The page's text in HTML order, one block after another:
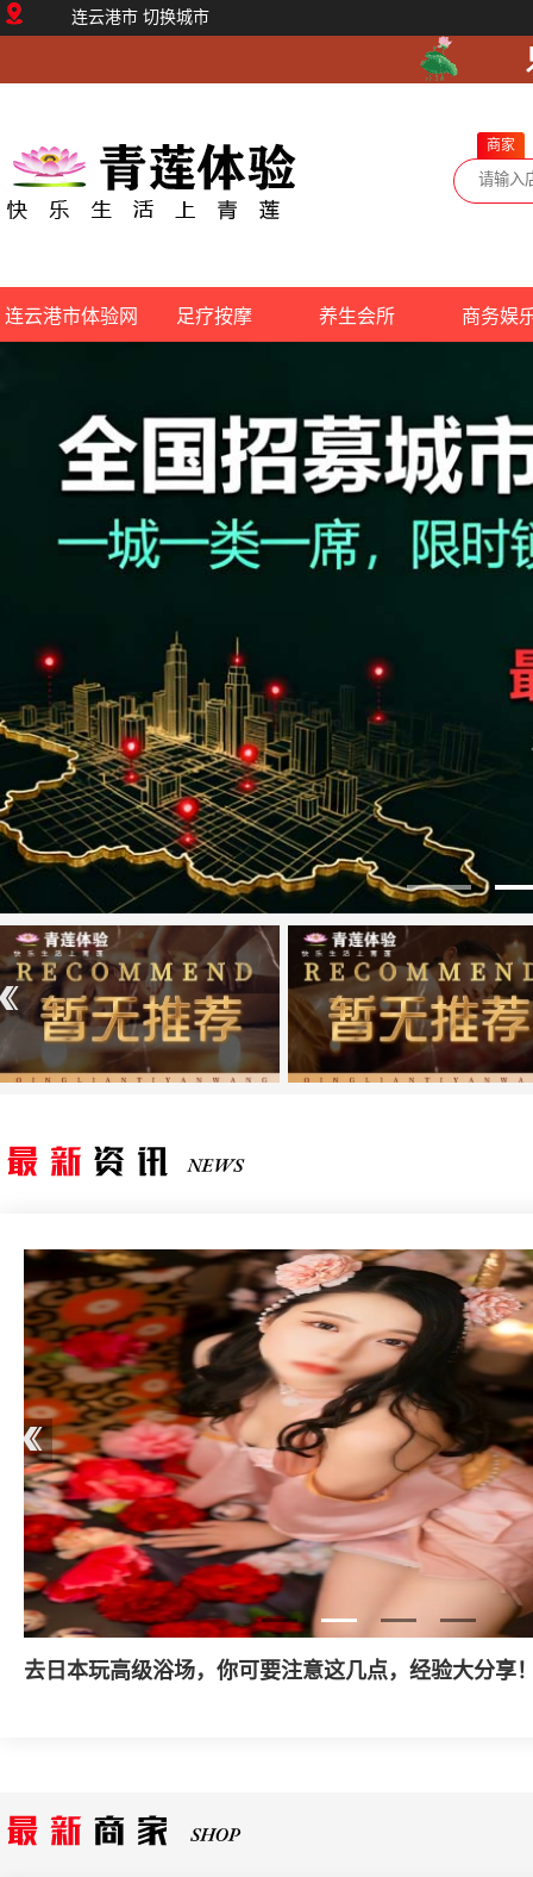
连云港市 切换城市
商家
连云港市体验网 足疗按摩 养生会所 商务娱
什么是家庭式丝足会所？